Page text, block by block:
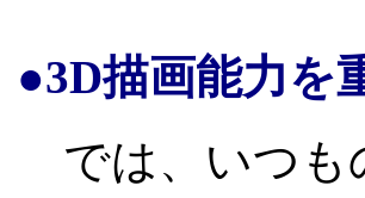
●3D描画能力を
では、いつも